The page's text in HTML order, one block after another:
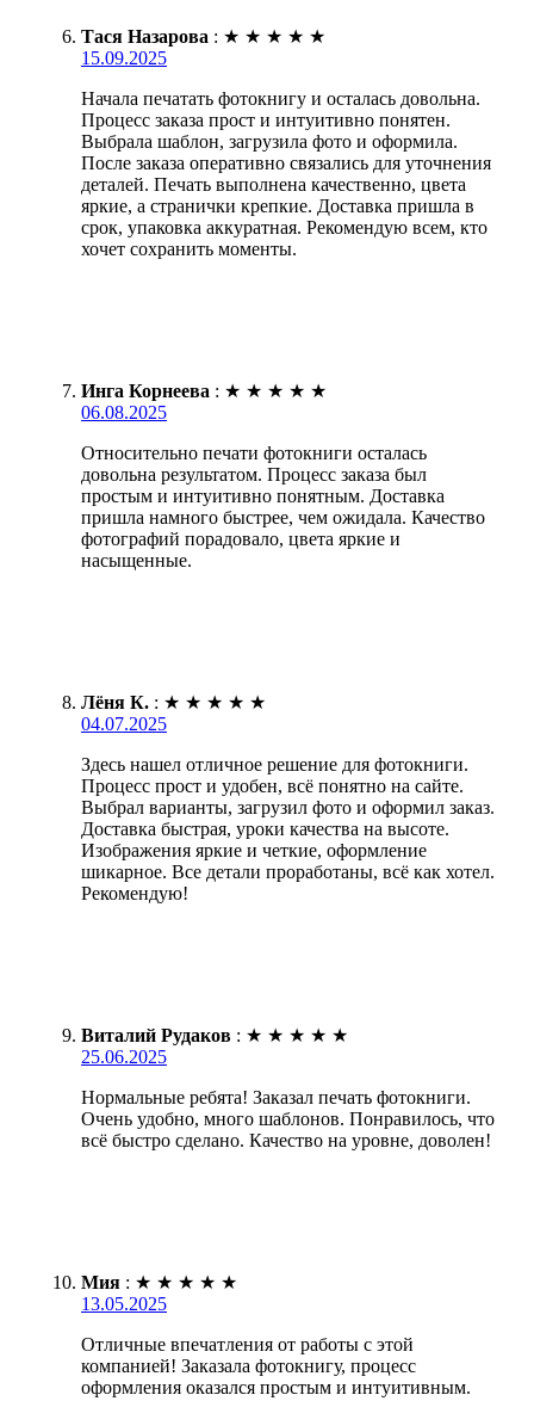
Тася Назарова : ★ ★ ★ ★ ★
15.09.2025
Начала печатать фотокнигу и осталась довольна.
Процесс заказа прост и интуитивно понятен.
Выбрала шаблон, загрузила фото и оформила.
После заказа оперативно связались для уточнения
деталей. Печать выполнена качественно, цвета
яркие, а странички крепкие. Доставка пришла в
срок, упаковка аккуратная. Рекомендую всем, кто
хочет сохранить моменты.
Инга Корнеева : ★ ★ ★ ★ ★
06.08.2025
Относительно печати фотокниги осталась
довольна результатом. Процесс заказа был
простым и интуитивно понятным. Доставка
пришла намного быстрее, чем ожидала. Качество
фотографий порадовало, цвета яркие и
насыщенные.
Лёня К. : ★ ★ ★ ★ ★
04.07.2025
Здесь нашел отличное решение для фотокниги.
Процесс прост и удобен, всё понятно на сайте.
Выбрал варианты, загрузил фото и оформил заказ.
Доставка быстрая, уроки качества на высоте.
Изображения яркие и четкие, оформление
шикарное. Все детали проработаны, всё как хотел.
Рекомендую!
Виталий Рудаков : ★ ★ ★ ★ ★
25.06.2025
Нормальные ребята! Заказал печать фотокниги.
Очень удобно, много шаблонов. Понравилось, что
всё быстро сделано. Качество на уровне, доволен!
Мия : ★ ★ ★ ★ ★
13.05.2025
Отличные впечатления от работы с этой
компанией! Заказала фотокнигу, процесс
оформления оказался простым и интуитивным.